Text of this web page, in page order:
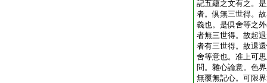
記五蘊之文有之。
者。倶無三世得。
義也。是倶舍等之
者無三世得。故起
者有三世得。故退
舍等意也。准上可
問。雜心論意。色
無覆無記心。可限